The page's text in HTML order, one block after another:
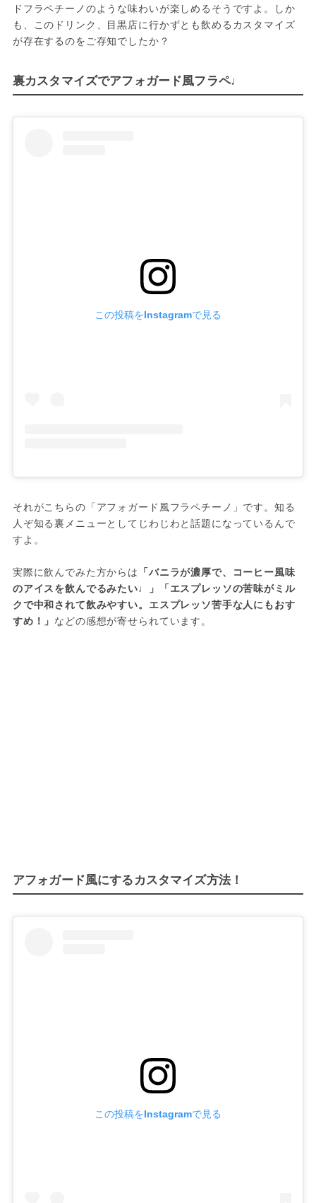
ドフラペチーノのような味わいが楽しめるそうですよ。しか
も、このドリンク、目黒店に行かずとも飲めるカスタマイズ
が存在するのをご存知でしたか？
裏カスタマイズでアフォガード風フラペ♩
この投稿をInstagramで見る
それがこちらの「アフォガード風フラペチーノ」です。知る
人ぞ知る裏メニューとしてじわじわと話題になっているんで
すよ。
実際に飲んでみた方からは 「バニラが濃厚で、コーヒー風味
のアイスを飲んでるみたい♩」「エスプレッソの苦味がミル
クで中和されて飲みやすい。エスプレッソ苦手な人にもおす
すめ！」 などの感想が寄せられています。
アフォガード風にするカスタマイズ方法！
この投稿をInstagramで見る